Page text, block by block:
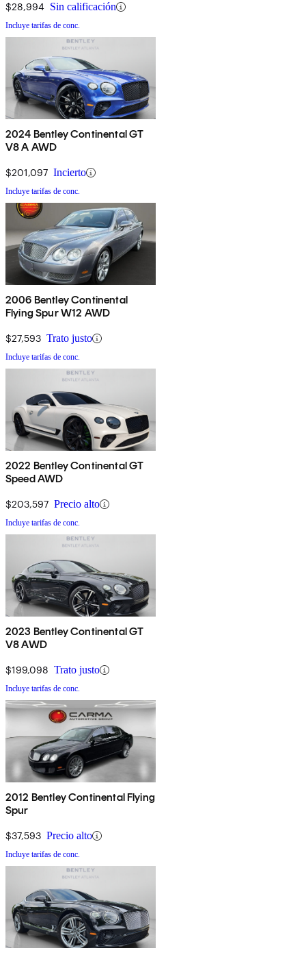
$28,994 Sin calificación
Incluye tarifas de conc.
2024 Bentley Continental GT
V8 A AWD
$201,097 Incierto
Incluye tarifas de conc.
2006 Bentley Continental
Flying Spur W12 AWD
$27,593 Trato justo
Incluye tarifas de conc.
2022 Bentley Continental GT
Speed AWD
$203,597 Precio alto
Incluye tarifas de conc.
2023 Bentley Continental GT
V8 AWD
$199,098 Trato justo
Incluye tarifas de conc.
2012 Bentley Continental Flying
Spur
$37,593 Precio alto
Incluye tarifas de conc.